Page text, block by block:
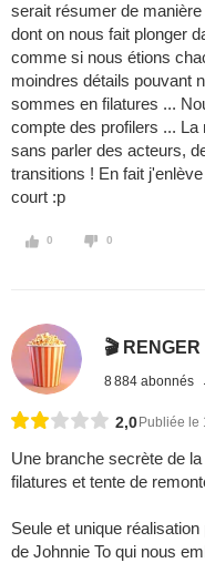
serait résumer de
dont on nous fait plonger
comme si nous étions
moindres détails pouvant
sommes en filatures ...
compte des profilers ...
sans parler des acteurs,
transitions ! En fait
court :p
0 0
🎬
8 884 abonnés
2,0 Publiée le
Une branche secrète de
filatures et tente de
Seule et unique
de Johnnie To qui nous